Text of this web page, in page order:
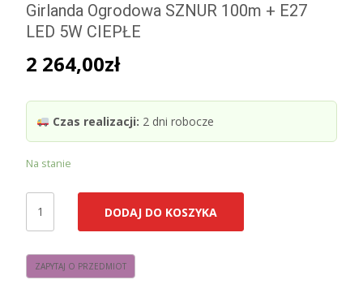
Girlanda Ogrodowa SZNUR 100m + E27
LED 5W CIEPŁE
2 264,00zł
Czas realizacji: 2 dni robocze
Na stanie
SZNUR
100m
DODAJ DO KOSZYKA